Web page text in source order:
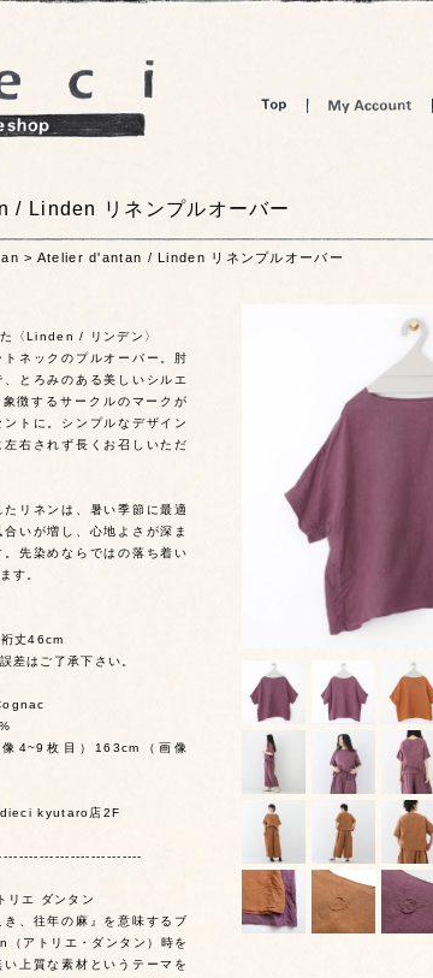
/ Linden リネンプルオーバー
> Atelier d'antan / Linden リネンプルオーバー
た〈Linden / リンデン〉
ネックのプルオーバー。肘
とろみのある美しいシルエ
徴するサークルのマークが
トに。シンプルなデザイン
右されず長くお召しいただ
リネンは、暑い季節に最適
いが増し、心地よさが深ま
先染めならではの落ち着い
す。
丈46cm
差はご了承下さい。
4~9枚目）163cm（画像
dieci kyutaro店2F
エ ダンタン
、往年の麻』を意味するブ
アトリエ・ダンタン）時を
上質な素材というテーマを